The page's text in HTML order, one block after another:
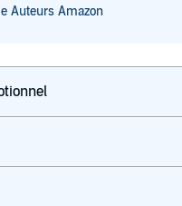
Auteurs Amazon